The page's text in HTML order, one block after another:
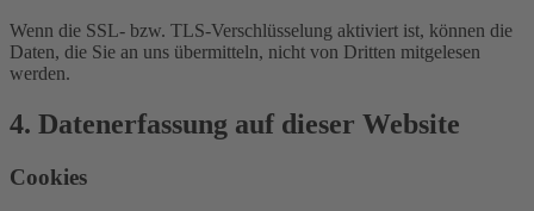
Wenn die SSL- bzw. TLS-Verschlüsselung aktiviert ist, können die
Daten, die Sie an uns übermitteln, nicht von Dritten mitgelesen
werden.
4. Datenerfassung auf dieser Website
Cookies